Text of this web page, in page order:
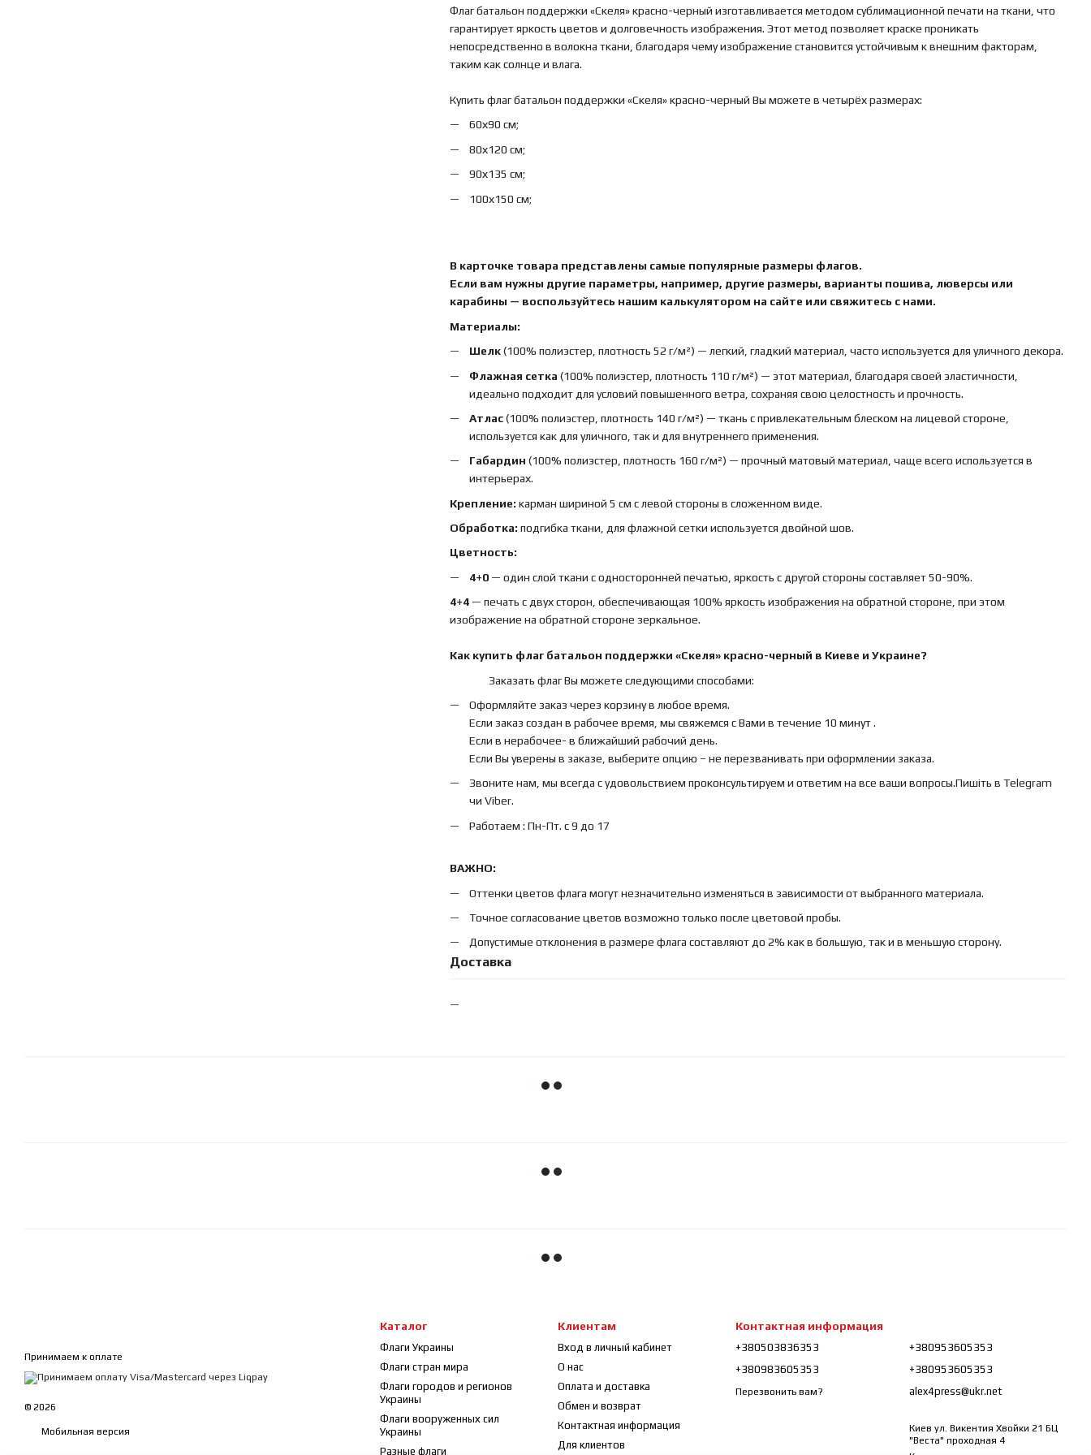
Флаг батальон поддержки «Скеля» красно-черный изготавливается методом сублимационной печати на ткани, что
гарантирует яркость цветов и долговечность изображения. Этот метод позволяет краске проникать
непосредственно в волокна ткани, благодаря чему изображение становится устойчивым к внешним факторам,
таким как солнце и влага.
Купить флаг батальон поддержки «Скеля» красно-черный Вы можете в четырёх размерах:
60х90 см;
80х120 см;
90х135 см;
100х150 см;
В карточке товара представлены самые популярные размеры флагов.
Если вам нужны другие параметры, например, другие размеры, варианты пошива, люверсы или
карабины — воспользуйтесь нашим калькулятором на сайте или свяжитесь с нами.
Материалы:
Шелк(100% полиэстер, плотность 52 г/м²) — легкий, гладкий материал, часто используется для уличного декора.
Флажная сетка (100% полиэстер, плотность 110 г/м²) — этот материал, благодаря своей эластичности,
идеально подходит для условий повышенного ветра, сохраняя свою целостность и прочность.
Атлас(100% полиэстер, плотность 140 г/м²) — ткань с привлекательным блеском на лицевой стороне,
используется как для уличного, так и для внутреннего применения.
Габардин (100% полиэстер, плотность 160 г/м²) — прочный матовый материал, чаще всего используется в
интерьерах.
Крепление: карман шириной 5 см с левой стороны в сложенном виде.
Обработка: подгибка ткани, для флажной сетки используется двойной шов.
Цветность:
4+0— один слой ткани с односторонней печатью, яркость с другой стороны составляет 50-90%.
4+4— печать с двух сторон, обеспечивающая 100% яркость изображения на обратной стороне, при этом
изображение на обратной стороне зеркальное.
Как купить флаг батальон поддержки «Скеля» красно-черный в Киеве и Украине?
Заказать флаг Вы можете следующими способами:
Оформляйте заказ через корзину в любое время.
Если заказ создан в рабочее время, мы свяжемся с Вами в течение 10 минут .
Если в нерабочее- в ближайший рабочий день.
Если Вы уверены в заказе, выберите опцию – не перезванивать при оформлении заказа.
Звоните нам, мы всегда с удовольствием проконсультируем и ответим на все ваши вопросы.Пишіть в Telegram
чи Viber.
Работаем : Пн-Пт. с 9 до 17
ВАЖНО:
Оттенки цветов флага могут незначительно изменяться в зависимости от выбранного материала.
Точное согласование цветов возможно только после цветовой пробы.
Допустимые отклонения в размере флага составляют до 2% как в большую, так и в меньшую сторону.
Доставка
Принимаем к оплате
© 2026
Мобильная версия
Каталог
Флаги Украины
Флаги стран мира
Флаги городов и регионов
Украины
Флаги вооруженных сил
Украины
Разные флаги
Клиентам
Вход в личный кабинет
О нас
Оплата и доставка
Обмен и возврат
Контактная информация
Для клиентов
Контактная информация
+380503836353
+380983605353
Перезвонить вам?
+380953605353
+380953605353
alex4press@ukr.net
Киев ул. Викентия Хвойки 21 БЦ
"Веста" проходная 4